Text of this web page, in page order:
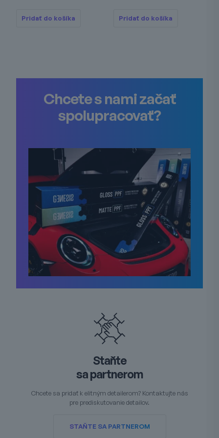
Pridať do košíka Pridať do košíka
Chcete s nami začať
spolupracovať?
Staňte
sa partnerom
Chcete sa pridať k elitným detailerom? Kontaktujte nás
pre prediskutovanie detailov.
STAŇTE SA PARTNEROM